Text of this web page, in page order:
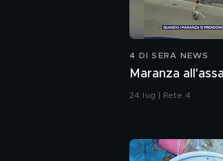
4 DI SERA NEWS
Maranza
24 lug | Rete 4